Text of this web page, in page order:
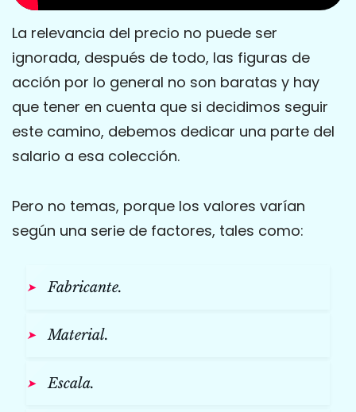
La relevancia del precio no puede ser
ignorada, después de todo, las figuras de
acción por lo general no son baratas y hay
que tener en cuenta que si decidimos seguir
este camino, debemos dedicar una parte del
salario a esa colección.
Pero no temas, porque los valores varían
según una serie de factores, tales como:
Fabricante.
Material.
Escala.